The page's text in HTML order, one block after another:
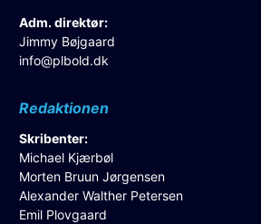
Adm. direktør:
Jimmy Bøjgaard
info@plbold.dk
Redaktionen
Skribenter:
Michael Kjærbøl
Morten Bruun Jørgensen
Alexander Walther Petersen
Emil Plovgaard